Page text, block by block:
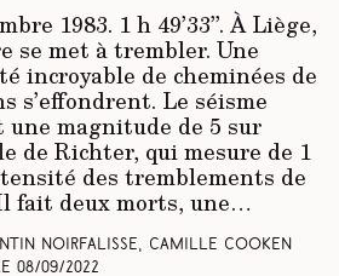
1983. 1 h 49’33’’. À Liège,
se met à trembler. Une
incroyable de cheminées de
s’effondrent. Le séisme
magnitude de 5 sur
de Richter, qui mesure de 1
des tremblements de
fait deux morts, une…
Noirfalisse, Camille Cooken
08/09/2022